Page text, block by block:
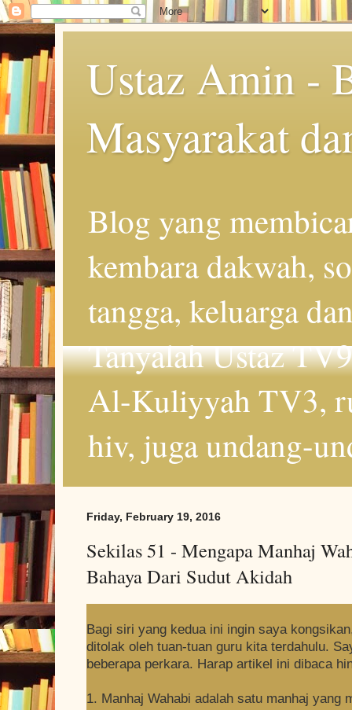
Ustaz Amin -
Masyarakat
Blog yang
kembara dakwah,
tangga, keluarga
Tanyalah Ustaz
Al-Kuliyyah TV3,
hiv, juga undang-
Friday, February 19, 2016
Sekilas 51 - Mengapa Manhaj
Bahaya Dari Sudut Akidah
Bagi siri yang kedua ini ingin saya
ditolak oleh tuan-tuan guru kita terdahulu.
beberapa perkara. Harap artikel ini dibaca
1. Manhaj Wahabi adalah satu manhaj yang